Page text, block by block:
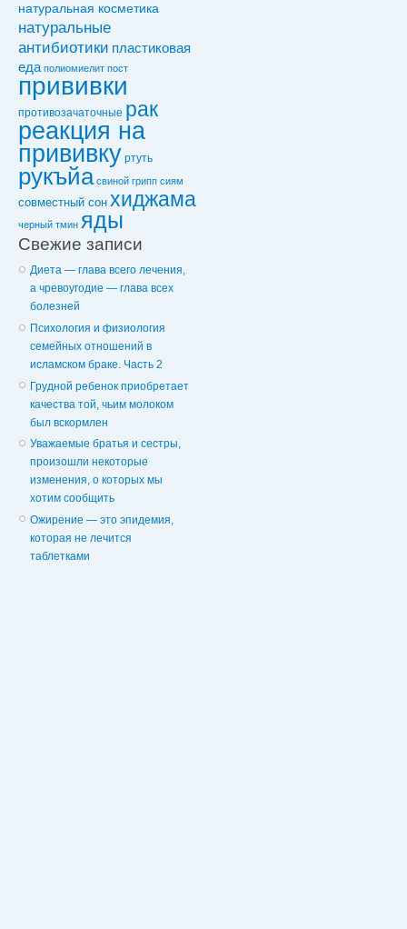
натуральная косметика
натуральные
антибиотики пластиковая
еда полиомиелит пост
прививки
противозачаточные рак
реакция на
прививку ртуть
рукъйа свиной грипп сиям
совместный сон хиджама
черный тмин яды
Свежие записи
Диета — глава всего лечения,
а чревоугодие — глава всех
болезней
Психология и физиология
семейных отношений в
исламском браке. Часть 2
Грудной ребенок приобретает
качества той, чьим молоком
был вскормлен
Уважаемые братья и сестры,
произошли некоторые
изменения, о которых мы
хотим сообщить
Ожирение — это эпидемия,
которая не лечится
таблетками